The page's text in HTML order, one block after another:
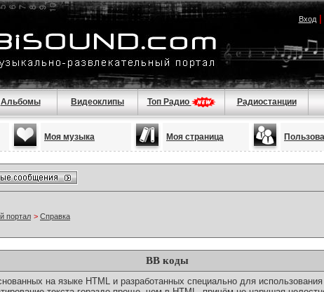
Вход|
Альбомы Видеоклипы Топ Радио Радиостанции
Моя музыка Моя страница
портал > Справка
BB коды
на языке HTML и разработанных специально для